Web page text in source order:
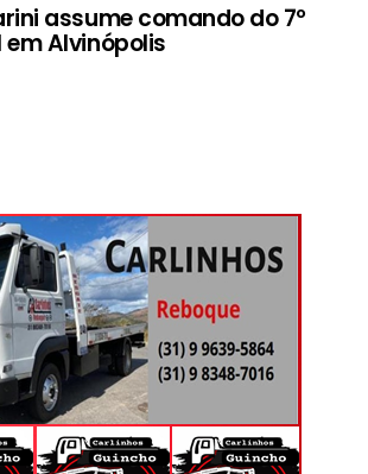
assume comando do 7º
em Alvinópolis